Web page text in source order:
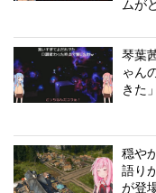
ムが
琴葉
ゃん
きた
穏や
語り
が登